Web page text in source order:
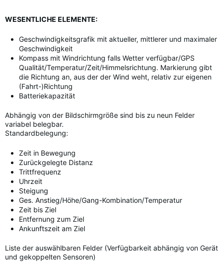
WESENTLICHE ELEMENTE:
Geschwindigkeitsgrafik mit aktueller, mittlerer und maximaler
Geschwindigkeit
Kompass mit Windrichtung falls Wetter verfügbar/GPS
Qualität/Temperatur/Zeit/Himmelsrichtung. Markierung gibt
die Richtung an, aus der der Wind weht, relativ zur eigenen
(Fahrt-)Richtung
Batteriekapazität
Abhängig von der Bildschirmgröße sind bis zu neun Felder
variabel belegbar.
Standardbelegung:
Zeit in Bewegung
Zurückgelegte Distanz
Trittfrequenz
Uhrzeit
Steigung
Ges. Anstieg/Höhe/Gang-Kombination/Temperatur
Zeit bis Ziel
Entfernung zum Ziel
Ankunftszeit am Ziel
Liste der auswählbaren Felder (Verfügbarkeit abhängig von Gerät
und gekoppelten Sensoren)